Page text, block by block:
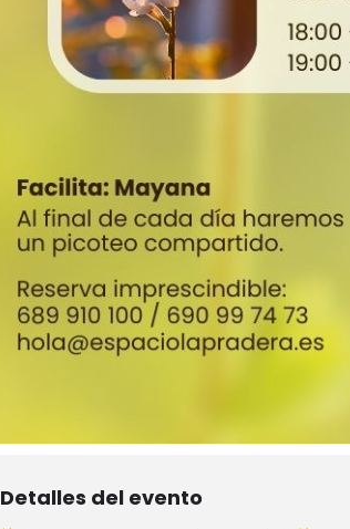
Detalles del evento